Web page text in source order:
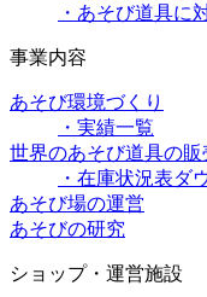
・あそび道具に
事業内容
あそび環境づくり
・実績一覧
世界のあそび道具の販
・在庫状況表ダ
あそび場の運営
あそびの研究
ショップ・運営施設